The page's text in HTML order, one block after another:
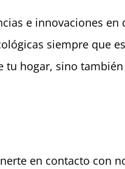
e innovaciones en
siempre que
tu hogar, sino
en contacto con